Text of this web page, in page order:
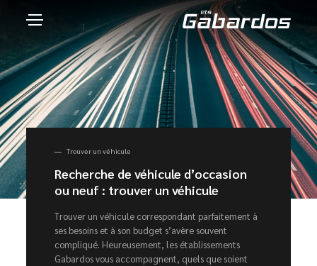
Trouver un véhicule
Recherche de véhicule d’occasion
ou neuf : trouver un véhicule
Trouver un véhicule correspondant parfaitement à
ses besoins et à son budget s’avère souvent
compliqué. Heureusement, les établissements
Gabardos vous accompagnent, quels que soient